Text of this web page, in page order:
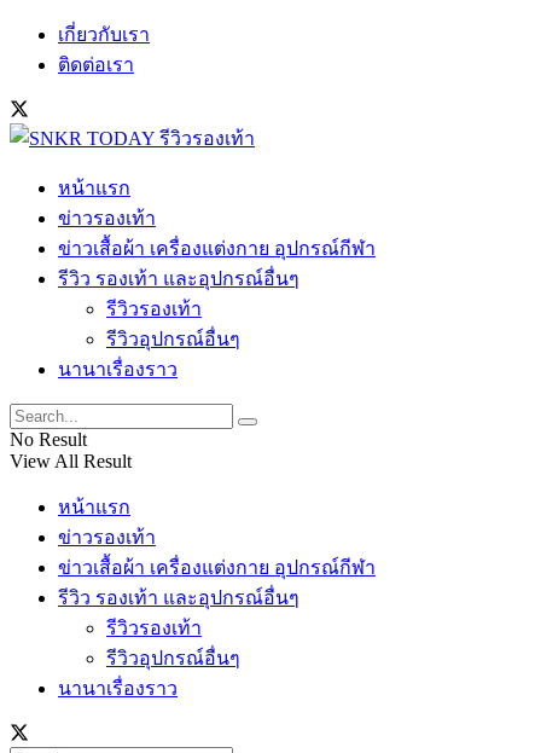
เกี่ยวกับเรา
ติดต่อเรา
หน้าแรก
ข่าวรองเท้า
ข่าวเสื้อผ้า เครื่องแต่งกาย อุปกรณ์กีฬา
รีวิว รองเท้า และอุปกรณ์อื่นๆ
รีวิวรองเท้า
รีวิวอุปกรณ์อื่นๆ
นานาเรื่องราว
No Result
View All Result
หน้าแรก
ข่าวรองเท้า
ข่าวเสื้อผ้า เครื่องแต่งกาย อุปกรณ์กีฬา
รีวิว รองเท้า และอุปกรณ์อื่นๆ
รีวิวรองเท้า
รีวิวอุปกรณ์อื่นๆ
นานาเรื่องราว